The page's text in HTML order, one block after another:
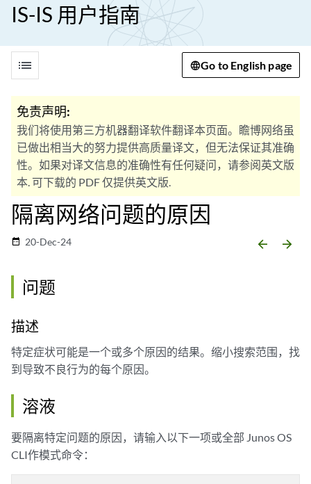
IS-IS 用户指南
list Go to English page
免责声明:
我们将使用第三方机器翻译软件翻译本页面。瞻博网络虽
已做出相当大的努力提供高质量译文，但无法保证其准确
性。如果对译文信息的准确性有任何疑问，请参阅英文版
本. 可下载的 PDF 仅提供英文版.
隔离网络问题的原因
date_range 20-Dec-24 arrow_backward arrow_forward
问题
描述
特定症状可能是一个或多个原因的结果。缩小搜索范围，找
到导致不良行为的每个原因。
溶液
要隔离特定问题的原因，请输入以下一项或全部 Junos OS
CLI作模式命令：